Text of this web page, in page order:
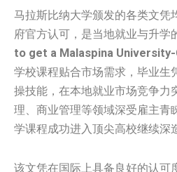
马拉斯比纳大学颁发的各类文凭
府官方认可，是当地就业与升学
to get a Malaspina
学校课程贴合市场需求，毕业生
操技能，在本地就业市场竞争力
理、商业管理等领域深受雇主青
学课程成功进入顶尖高校继续深
该文凭在国际上具备良好的认可